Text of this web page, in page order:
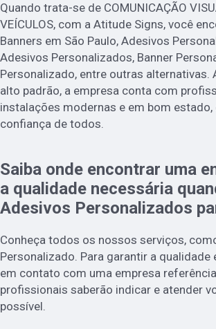
Quando trata-se de COMUNICAÇÃO
VEÍCULOS, com a Atitude Signs, você
Banners em São Paulo, Adesivos
Adesivos Personalizados, Banner
Personalizado, entre outras
alto padrão, a empresa conta com
instalações modernas e em bom
confiança de todos.
Saiba onde encontrar uma
a qualidade necessária
Adesivos Personalizados
Conheça todos os nossos serviços,
Personalizado. Para garantir a qualidade
em contato com uma empresa
profissionais saberão indicar e atender
possível.